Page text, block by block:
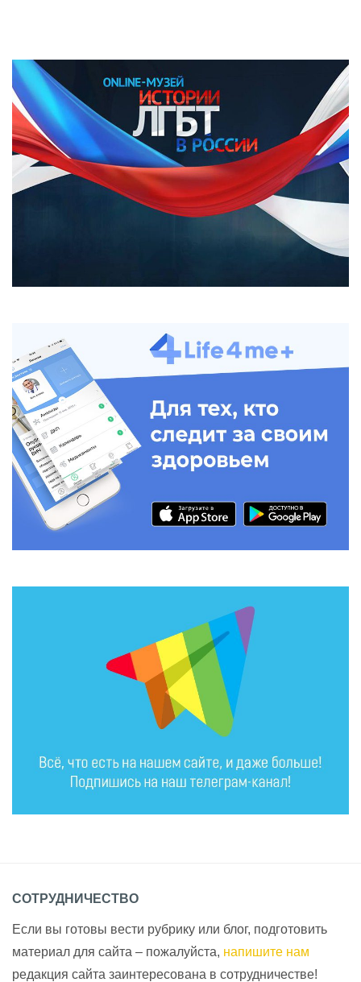
СОТРУДНИЧЕСТВО
Если вы готовы вести рубрику или блог, подготовить
материал для сайта – пожалуйста, напишите нам
редакция сайта заинтересована в сотрудничестве!